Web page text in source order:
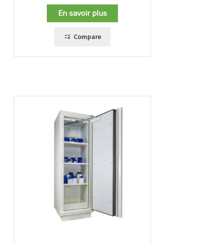
En savoir plus
Compare